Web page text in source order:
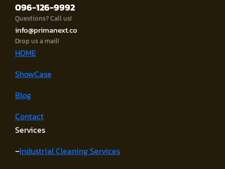
096-126-9992
Questions? Call us!
info@primanext.co
Drop us a mail!
HOME
ShowCase
Blog
Contact
Services
–Industrial Cleaning Services